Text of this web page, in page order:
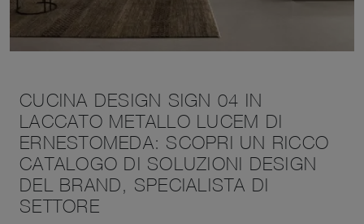
CUCINA DESIGN SIGN 04 IN
LACCATO METALLO LUCEM DI
ERNESTOMEDA: SCOPRI UN RICCO
CATALOGO DI SOLUZIONI DESIGN
DEL BRAND, SPECIALISTA DI
SETTORE